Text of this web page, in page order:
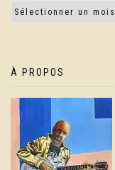
À PROPOS